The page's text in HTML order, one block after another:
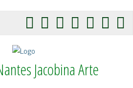
Jacobina Arte